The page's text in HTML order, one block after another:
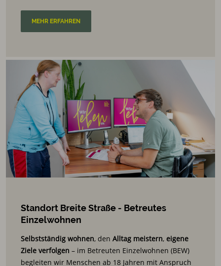
MEHR ERFAHREN
Standort Breite Straße - Betreutes
Einzelwohnen
Selbstständig wohnen, den Alltag meistern, eigene
Ziele verfolgen – im Betreuten Einzelwohnen (BEW)
begleiten wir Menschen ab 18 Jahren mit Anspruch